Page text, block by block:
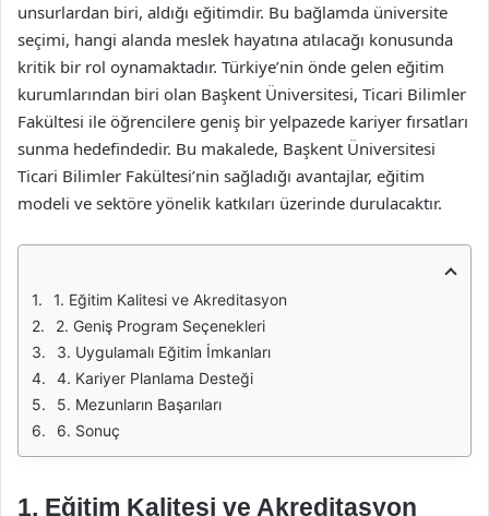
unsurlardan biri, aldığı eğitimdir. Bu bağlamda üniversite
seçimi, hangi alanda meslek hayatına atılacağı konusunda
kritik bir rol oynamaktadır. Türkiye’nin önde gelen eğitim
kurumlarından biri olan Başkent Üniversitesi, Ticari Bilimler
Fakültesi ile öğrencilere geniş bir yelpazede kariyer fırsatları
sunma hedefindedir. Bu makalede, Başkent Üniversitesi
Ticari Bilimler Fakültesi’nin sağladığı avantajlar, eğitim
modeli ve sektöre yönelik katkıları üzerinde durulacaktır.
1. Eğitim Kalitesi ve Akreditasyon
2. Geniş Program Seçenekleri
3. Uygulamalı Eğitim İmkanları
4. Kariyer Planlama Desteği
5. Mezunların Başarıları
6. Sonuç
1. Eğitim Kalitesi ve Akreditasyon